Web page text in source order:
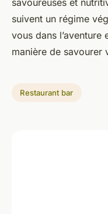
savoureuses et
suivent un régime
vous dans
manière de savourer
Restaurant bar